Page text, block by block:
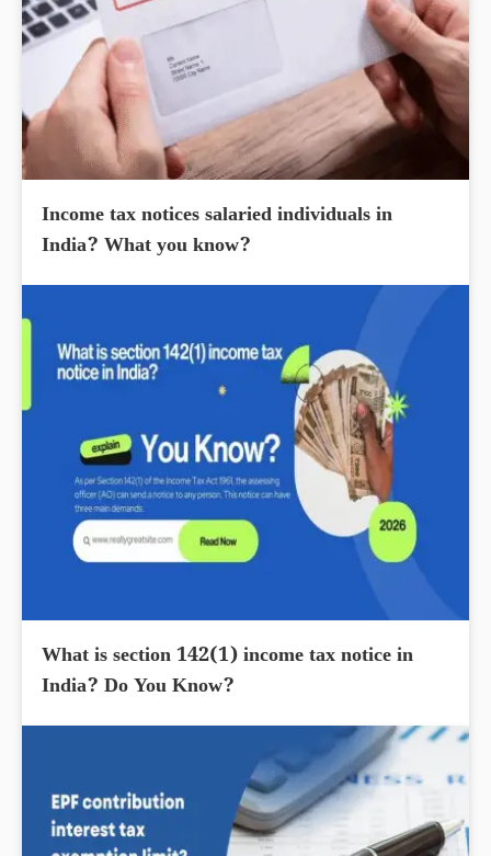
Income tax notices salaried individuals in
India? What you know?
What is section 142(1) income tax notice in
India? Do You Know?